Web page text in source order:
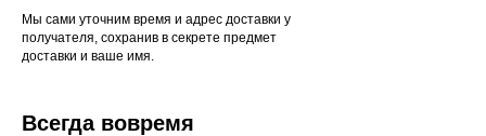
Мы сами уточним время и адрес доставки у
получателя, сохранив в секрете предмет
доставки и ваше имя.
Всегда вовремя